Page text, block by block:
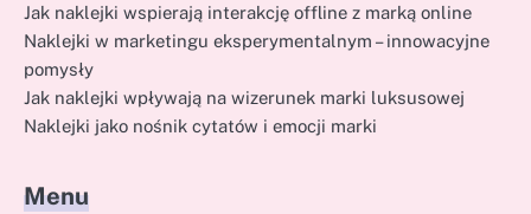
Jak naklejki wspierają interakcję offline z marką online
Naklejki w marketingu eksperymentalnym – innowacyjne
pomysły
Jak naklejki wpływają na wizerunek marki luksusowej
Naklejki jako nośnik cytatów i emocji marki
Menu